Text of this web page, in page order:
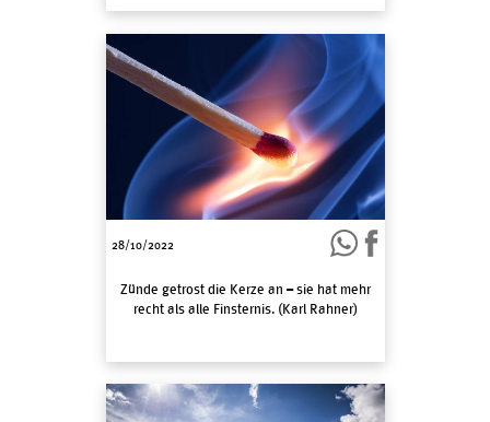
28/10/2022
Zünde getrost die Kerze an – sie hat mehr
recht als alle Finsternis. (Karl Rahner)